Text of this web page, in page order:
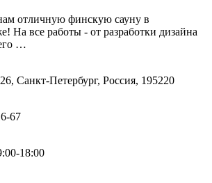
отличную финскую сауну в
На все работы - от разработки дизайна
…
Санкт-Петербург, Россия, 195220
67
18:00